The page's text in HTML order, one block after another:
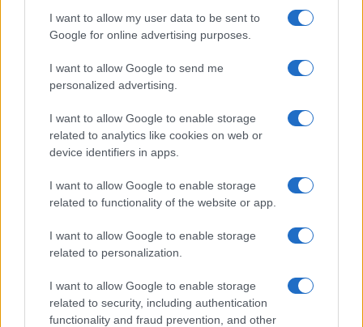
I want to allow my user data to be sent to
Google for online advertising purposes.
I want to allow Google to send me
personalized advertising.
I want to allow Google to enable storage
related to analytics like cookies on web or
device identifiers in apps.
I want to allow Google to enable storage
related to functionality of the website or app.
I want to allow Google to enable storage
related to personalization.
I want to allow Google to enable storage
related to security, including authentication
functionality and fraud prevention, and other
Ακολουθείστε το iPaideia.gr στο Google News
Tελευταίες Ειδήσεις για την Παιδεία και την εργασία
στο iPaideia.gr